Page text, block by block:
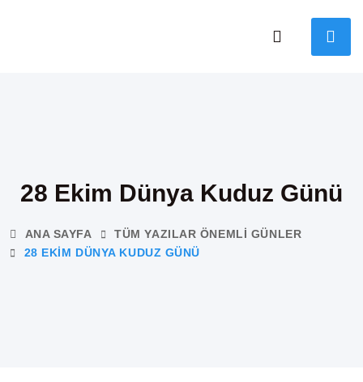
28 Ekim Dünya Kuduz Günü
ANA SAYFA TÜM YAZILAR ÖNEMLI GÜNLER
28 EKIM DÜNYA KUDUZ GÜNÜ